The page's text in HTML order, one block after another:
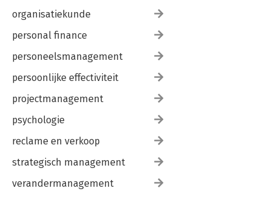
organisatiekunde
personal finance
personeelsmanagement
persoonlijke effectiviteit
projectmanagement
psychologie
reclame en verkoop
strategisch management
verandermanagement